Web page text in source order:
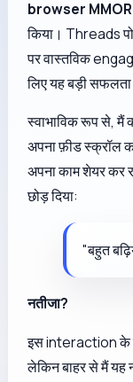
browser
किया। Threads
पर वास्तविक
लिए यह बड़ी सफलता
स्वाभाविक रूप से, मैं
अपना फ़ीड स्क्रॉल
अपना काम शेयर कर
छोड़ दिया:
"बहुत
नतीजा?
इस interaction के
लेकिन बाहर से मैं